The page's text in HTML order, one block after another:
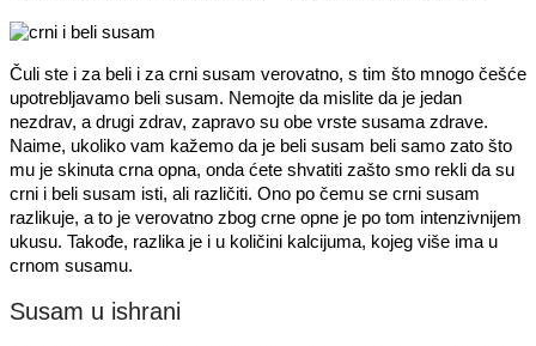
Čuli ste i za beli i za crni susam verovatno, s tim što mnogo češće
upotrebljavamo beli susam. Nemojte da mislite da je jedan
nezdrav, a drugi zdrav, zapravo su obe vrste susama zdrave.
Naime, ukoliko vam kažemo da je beli susam beli samo zato što
mu je skinuta crna opna, onda ćete shvatiti zašto smo rekli da su
crni i beli susam isti, ali različiti. Ono po čemu se crni susam
razlikuje, a to je verovatno zbog crne opne je po tom intenzivnijem
ukusu. Takođe, razlika je i u količini kalcijuma, kojeg više ima u
crnom susamu.
Susam u ishrani